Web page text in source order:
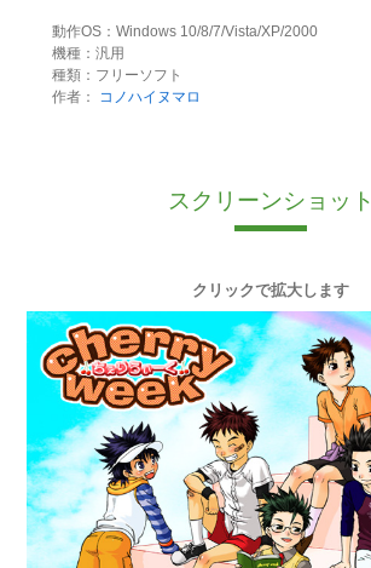
動作OS：Windows 10/8/7/Vista/XP/2000
機種：汎用
種類：フリーソフト
作者：
コノハイヌマロ
スクリーンショット
クリックで拡大します